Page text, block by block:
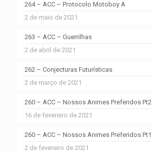
264 – ACC – Protocolo Motoboy A
2 de maio de 2021
263 – ACC – Guerrilhas
2 de abril de 2021
262 – Conjecturas Futurísticas
2 de março de 2021
260 – ACC – Nossos Animes Preferidos Pt2
16 de fevereiro de 2021
260 – ACC – Nossos Animes Preferidos Pt1
2 de fevereiro de 2021